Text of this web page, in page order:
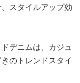
スタイルアップ効
デニムは、カジュ
のトレンドスタイ